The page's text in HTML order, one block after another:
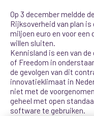
Op 3 december meldde
Rijksoverheid van plan
miljoen euro en voor
willen sluiten.
Kennisland is een van
of Freedom in
de gevolgen van dit
innovatieklimaat in
niet met de
geheel met open
software te gebruiken.